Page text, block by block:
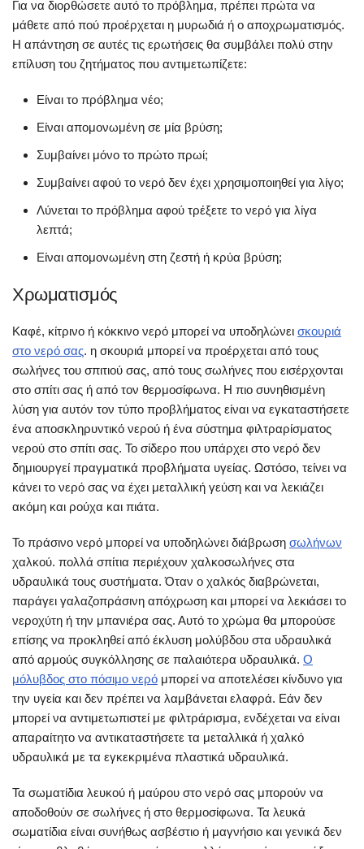
Για να διορθώσετε αυτό το πρόβλημα, πρέπει πρώτα να
μάθετε από πού προέρχεται η μυρωδιά ή ο αποχρωματισμός.
Η απάντηση σε αυτές τις ερωτήσεις θα συμβάλει πολύ στην
επίλυση του ζητήματος που αντιμετωπίζετε:
Είναι το πρόβλημα νέο;
Είναι απομονωμένη σε μία βρύση;
Συμβαίνει μόνο το πρώτο πρωί;
Συμβαίνει αφού το νερό δεν έχει χρησιμοποιηθεί για λίγο;
Λύνεται το πρόβλημα αφού τρέξετε το νερό για λίγα
λεπτά;
Είναι απομονωμένη στη ζεστή ή κρύα βρύση;
Χρωματισμός
Καφέ, κίτρινο ή κόκκινο νερό μπορεί να υποδηλώνει σκουριά
στο νερό σας. η σκουριά μπορεί να προέρχεται από τους
σωλήνες του σπιτιού σας, από τους σωλήνες που εισέρχονται
στο σπίτι σας ή από τον θερμοσίφωνα. Η πιο συνηθισμένη
λύση για αυτόν τον τύπο προβλήματος είναι να εγκαταστήσετε
ένα αποσκληρυντικό νερού ή ένα σύστημα φιλτραρίσματος
νερού στο σπίτι σας. Το σίδερο που υπάρχει στο νερό δεν
δημιουργεί πραγματικά προβλήματα υγείας. Ωστόσο, τείνει να
κάνει το νερό σας να έχει μεταλλική γεύση και να λεκιάζει
ακόμη και ρούχα και πιάτα.
Το πράσινο νερό μπορεί να υποδηλώνει διάβρωση σωλήνων
χαλκού. πολλά σπίτια περιέχουν χαλκοσωλήνες στα
υδραυλικά τους συστήματα. Όταν ο χαλκός διαβρώνεται,
παράγει γαλαζοπράσινη απόχρωση και μπορεί να λεκιάσει το
νεροχύτη ή την μπανιέρα σας. Αυτό το χρώμα θα μπορούσε
επίσης να προκληθεί από έκλυση μολύβδου στα υδραυλικά
από αρμούς συγκόλλησης σε παλαιότερα υδραυλικά. Ο
μόλυβδος στο πόσιμο νερό μπορεί να αποτελέσει κίνδυνο για
την υγεία και δεν πρέπει να λαμβάνεται ελαφρά. Εάν δεν
μπορεί να αντιμετωπιστεί με φιλτράρισμα, ενδέχεται να είναι
απαραίτητο να αντικαταστήσετε τα μεταλλικά ή χαλκό
υδραυλικά με τα εγκεκριμένα πλαστικά υδραυλικά.
Τα σωματίδια λευκού ή μαύρου στο νερό σας μπορούν να
αποδοθούν σε σωλήνες ή στο θερμοσίφωνα. Τα λευκά
σωματίδια είναι συνήθως ασβέστιο ή μαγνήσιο και γενικά δεν